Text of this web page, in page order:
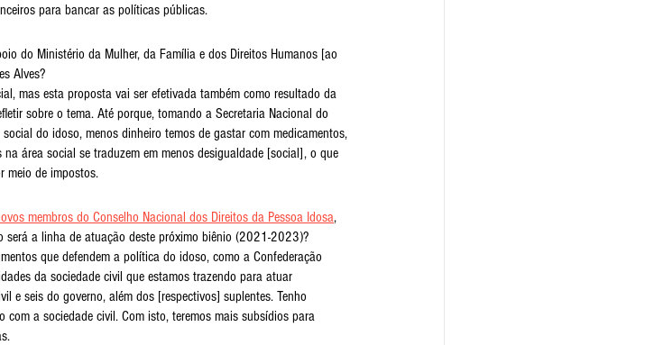
para bancar as políticas públicas.
do Ministério da Mulher, da Família e dos Direitos Humanos [ao
Alves?
mas esta proposta vai ser efetivada também como resultado da
sobre o tema. Até porque, tomando a Secretaria Nacional do
do idoso, menos dinheiro temos de gastar com medicamentos,
área social se traduzem em menos desigualdade [social], o que
meio de impostos.
membros do Conselho Nacional dos Direitos da Pessoa Idosa,
será a linha de atuação deste próximo biênio (2021-2023)?
que defendem a política do idoso, como a Confederação
da sociedade civil que estamos trazendo para atuar
e seis do governo, além dos [respectivos] suplentes. Tenho
a sociedade civil. Com isto, teremos mais subsídios para